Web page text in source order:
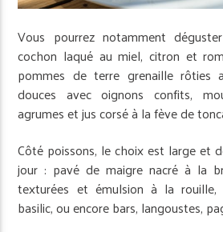
Vous pourrez notamment
cochon laqué au miel, citron et
pommes de terre grenaille rôties
douces avec oignons confits,
agrumes et jus corsé à la fève de
Côté poissons, le choix est large et
jour : pavé de maigre nacré à la
texturées et émulsion à la
basilic, ou encore bars, langoustes,